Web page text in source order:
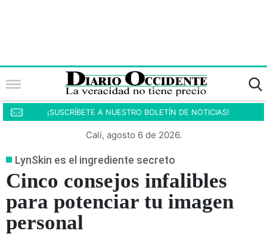
¡SUSCRÍBETE A NUESTRO BOLETÍN DE NOTICIAS!
Cali, agosto 6 de 2026.
LynSkin es el ingrediente secreto
Cinco consejos infalibles
para potenciar tu imagen
personal